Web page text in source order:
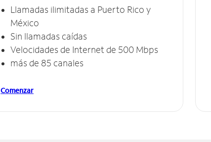
Llamadas ilimitadas a Puerto Rico y
México
Sin llamadas caídas
Velocidades de Internet de 500 Mbps
más de 85 canales
Comenzar